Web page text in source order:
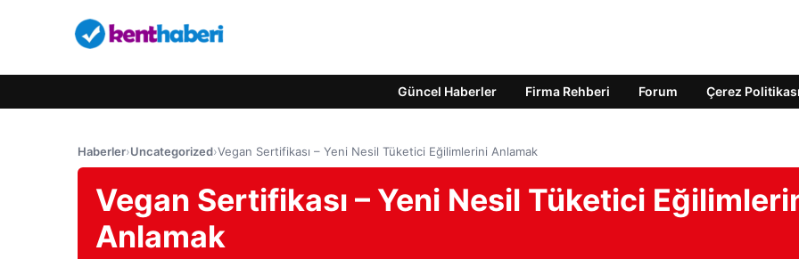
Güncel Haberler Firma Rehberi Forum Çerez Politikası
Haberler›Uncategorized›Vegan Sertifikası – Yeni Nesil Tüketici Eğilimlerini Anlamak
Vegan Sertifikası – Yeni Nesil Tüketici
Anlamak